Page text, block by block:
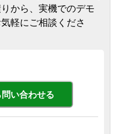
から、実機でのデモ
軽にご相談くださ
い合わせる